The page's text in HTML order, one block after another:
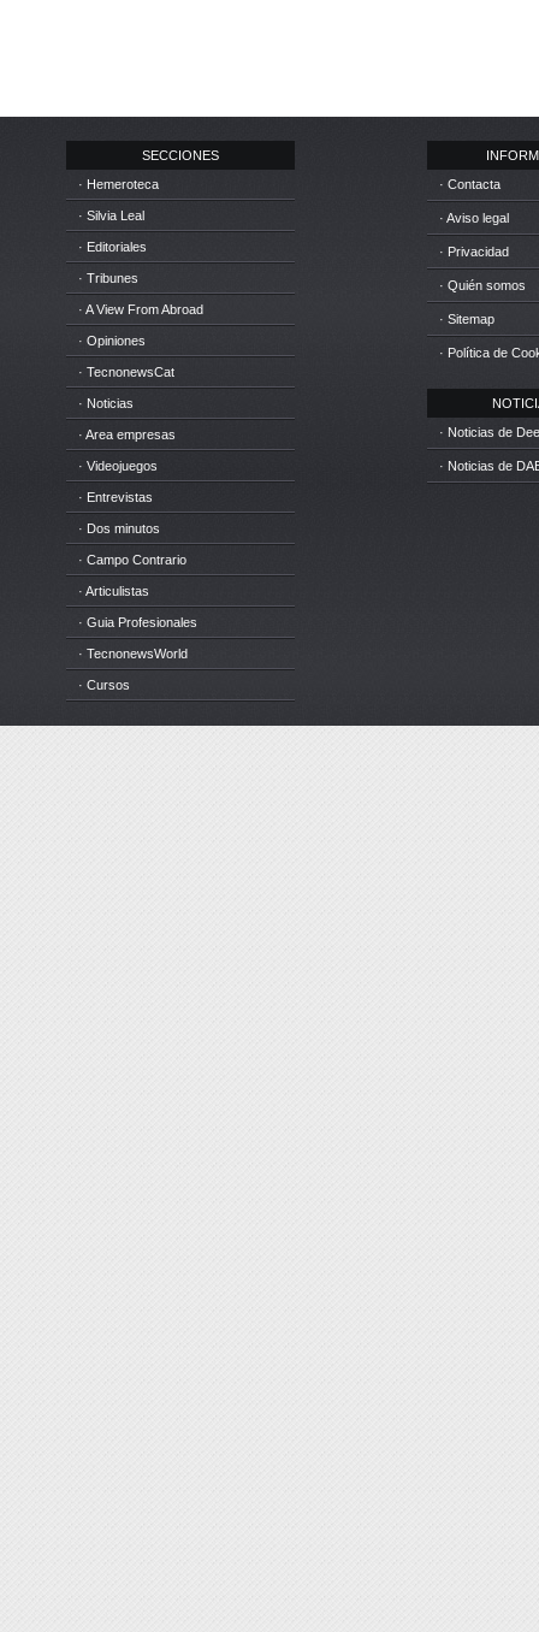
SECCIONES
· Hemeroteca
· Silvia Leal
· Editoriales
· Tribunes
· A View From Abroad
· Opiniones
· TecnonewsCat
· Noticias
· Area empresas
· Videojuegos
· Entrevistas
· Dos minutos
· Campo Contrario
· Articulistas
· Guia Profesionales
· TecnonewsWorld
· Cursos
· Contacta
· Aviso legal
· Privacidad
· Quién somos
· Sitemap
· Política de
· Noticias de
· Noticias de